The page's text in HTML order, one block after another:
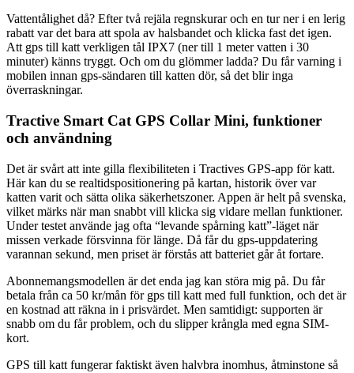
Vattentålighet då? Efter två rejäla regnskurar och en tur ner i en lerig
rabatt var det bara att spola av halsbandet och klicka fast det igen.
Att gps till katt verkligen tål IPX7 (ner till 1 meter vatten i 30
minuter) känns tryggt. Och om du glömmer ladda? Du får varning i
mobilen innan gps-sändaren till katten dör, så det blir inga
överraskningar.
Tractive Smart Cat GPS Collar Mini, funktioner
och användning
Det är svårt att inte gilla flexibiliteten i Tractives GPS-app för katt.
Här kan du se realtidspositionering på kartan, historik över var
katten varit och sätta olika säkerhetszoner. Appen är helt på svenska,
vilket märks när man snabbt vill klicka sig vidare mellan funktioner.
Under testet använde jag ofta “levande spårning katt”-läget när
missen verkade försvinna för länge. Då får du gps-uppdatering
varannan sekund, men priset är förstås att batteriet går åt fortare.
Abonnemangsmodellen är det enda jag kan störa mig på. Du får
betala från ca 50 kr/mån för gps till katt med full funktion, och det är
en kostnad att räkna in i prisvärdet. Men samtidigt: supporten är
snabb om du får problem, och du slipper krångla med egna SIM-
kort.
GPS till katt fungerar faktiskt även halvbra inomhus, åtminstone så